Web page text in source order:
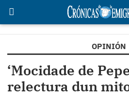
OPINIÓN
‘Mocidade de
relectura dun